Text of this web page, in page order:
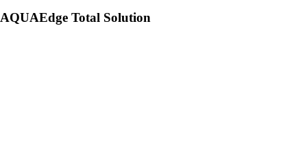
AQUAEdge Total Solution